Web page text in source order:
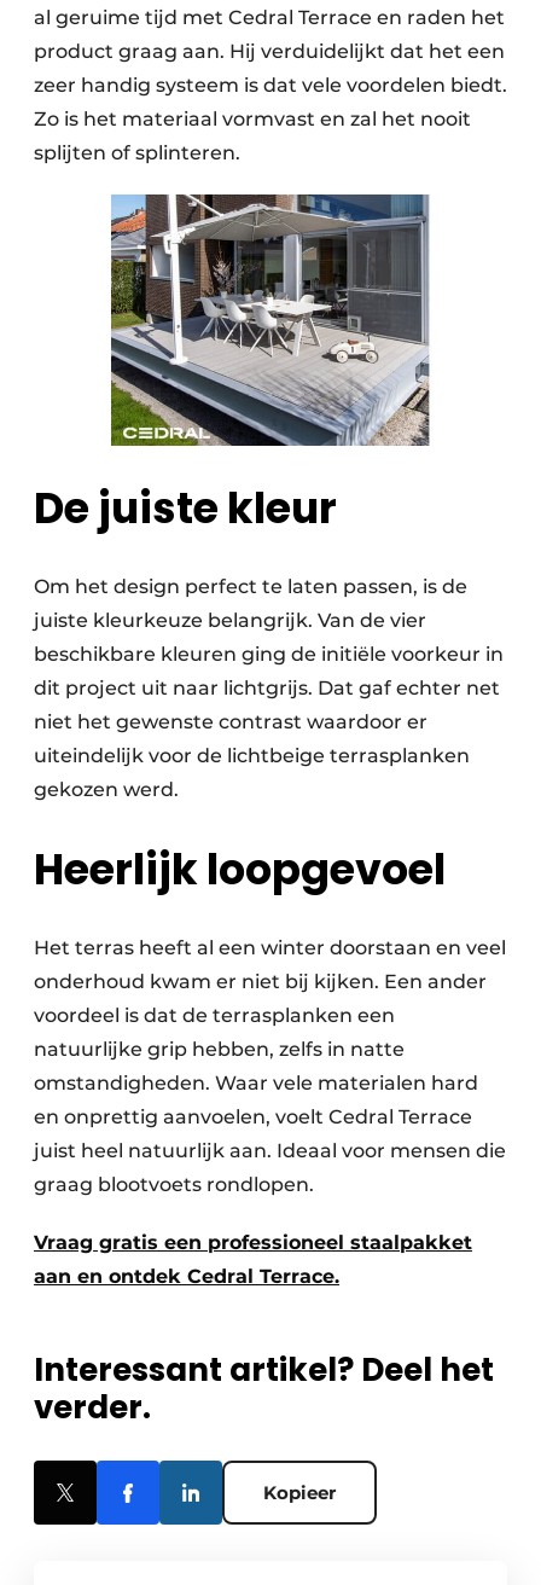
al geruime tijd met Cedral Terrace en raden het
product graag aan. Hij verduidelijkt dat het een
zeer handig systeem is dat vele voordelen biedt.
Zo is het materiaal vormvast en zal het nooit
splijten of splinteren.
De juiste kleur
Om het design perfect te laten passen, is de
juiste kleurkeuze belangrijk. Van de vier
beschikbare kleuren ging de initiële voorkeur in
dit project uit naar lichtgrijs. Dat gaf echter net
niet het gewenste contrast waardoor er
uiteindelijk voor de lichtbeige terrasplanken
gekozen werd.
Heerlijk loopgevoel
Het terras heeft al een winter doorstaan en veel
onderhoud kwam er niet bij kijken. Een ander
voordeel is dat de terrasplanken een
natuurlijke grip hebben, zelfs in natte
omstandigheden. Waar vele materialen hard
en onprettig aanvoelen, voelt Cedral Terrace
juist heel natuurlijk aan. Ideaal voor mensen die
graag blootvoets rondlopen.
Vraag gratis een professioneel staalpakket
aan en ontdek Cedral Terrace.
Interessant artikel? Deel het
verder.
Kopieer